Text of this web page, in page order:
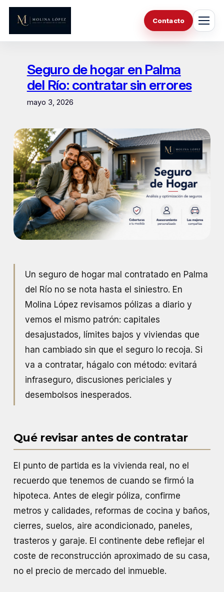
Saltar
contenido
Contacto
Seguro de hogar en Palma
del Río: contratar sin errores
mayo 3, 2026
Un seguro de hogar mal contratado en Palma
del Río no se nota hasta el siniestro. En
Molina López revisamos pólizas a diario y
vemos el mismo patrón: capitales
desajustados, límites bajos y viviendas que
han cambiado sin que el seguro lo recoja. Si
va a contratar, hágalo con método: evitará
infraseguro, discusiones periciales y
desembolsos inesperados.
Qué revisar antes de contratar
El punto de partida es la vivienda real, no el
recuerdo que tenemos de cuando se firmó la
hipoteca. Antes de elegir póliza, confirme
metros y calidades, reformas de cocina y baños,
cierres, suelos, aire acondicionado, paneles,
trasteros y garaje. El continente debe reflejar el
coste de reconstrucción aproximado de su casa,
no el precio de mercado del inmueble.